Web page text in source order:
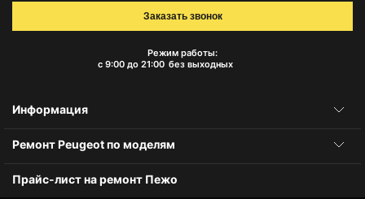
Режим работы:
с 9:00 до 21:00 без выходных
Заказать звонок
Информация
Ремонт Peugeot по моделям
Прайс-лист на ремонт Пежо